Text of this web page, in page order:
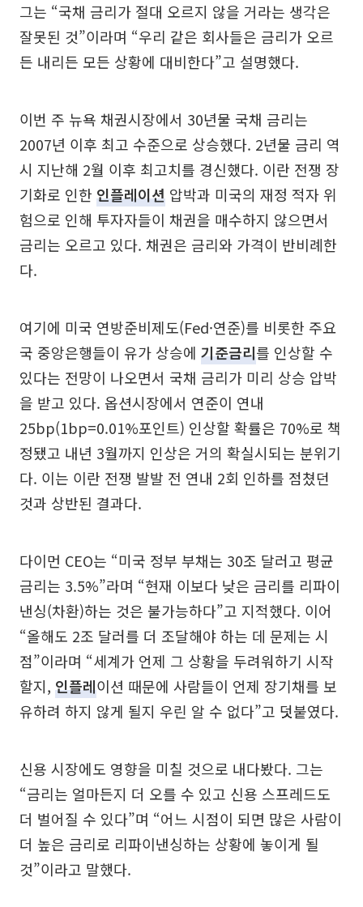
그는 “국채 금리가 절대 오르지 않을 거라는 생각은
잘못된 것”이라며 “우리 같은 회사들은 금리가 오르
든 내리든 모든 상황에 대비한다”고 설명했다.
이번 주 뉴욕 채권시장에서 30년물 국채 금리는
2007년 이후 최고 수준으로 상승했다. 2년물 금리 역
시 지난해 2월 이후 최고치를 경신했다. 이란 전쟁 장
기화로 인한 인플레이션 압박과 미국의 재정 적자 위
험으로 인해 투자자들이 채권을 매수하지 않으면서
금리는 오르고 있다. 채권은 금리와 가격이 반비례한
다.
여기에 미국 연방준비제도(Fed·연준)를 비롯한 주요
국 중앙은행들이 유가 상승에 기준금리를 인상할 수
있다는 전망이 나오면서 국채 금리가 미리 상승 압박
을 받고 있다. 옵션시장에서 연준이 연내
25bp(1bp=0.01%포인트) 인상할 확률은 70%로 책
정됐고 내년 3월까지 인상은 거의 확실시되는 분위기
다. 이는 이란 전쟁 발발 전 연내 2회 인하를 점쳤던
것과 상반된 결과다.
다이먼 CEO는 “미국 정부 부채는 30조 달러고 평균
금리는 3.5%”라며 “현재 이보다 낮은 금리를 리파이
낸싱(차환)하는 것은 불가능하다”고 지적했다. 이어
“올해도 2조 달러를 더 조달해야 하는 데 문제는 시
점”이라며 “세계가 언제 그 상황을 두려워하기 시작
할지, 인플레이션 때문에 사람들이 언제 장기채를 보
유하려 하지 않게 될지 우린 알 수 없다”고 덧붙였다.
신용 시장에도 영향을 미칠 것으로 내다봤다. 그는
“금리는 얼마든지 더 오를 수 있고 신용 스프레드도
더 벌어질 수 있다”며 “어느 시점이 되면 많은 사람이
더 높은 금리로 리파이낸싱하는 상황에 놓이게 될
것”이라고 말했다.